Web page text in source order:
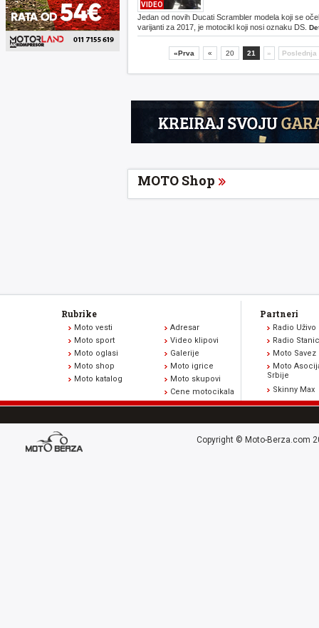
VIDEO
Jedan od novih Ducati Scrambler modela koji se
varijanti za 2017, je motocikl koji nosi oznaku DS.
«Prva « 20 21 » Poslednja
MOTO Shop
Rubrike
Moto vesti
Moto sport
Moto oglasi
Moto shop
Moto katalog
Adresar
Video klipovi
Galerije
Moto igrice
Moto skupovi
Cene motocikala
Partneri
Radio Uživo
Radio
Moto Savez
Moto
Srbije
Skinny Max
Copyright © Moto-Berza.com